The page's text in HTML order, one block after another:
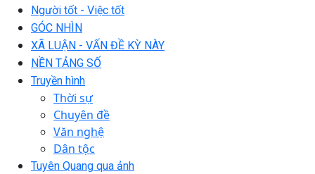
Người tốt - Việc tốt
GÓC NHÌN
XÃ LUẬN - VẤN ĐỀ KỲ NÀY
NỀN TẢNG SỐ
Truyền hình
Thời sự
Chuyên đề
Văn nghệ
Dân tộc
Tuyên Quang qua ảnh